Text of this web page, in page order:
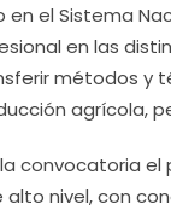
el Sistema
en las
métodos y
agrícola,
convocatoria
nivel, con